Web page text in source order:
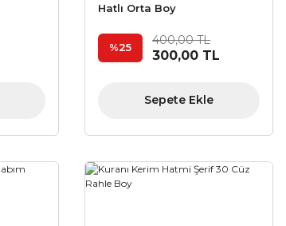
Hatlı Orta Boy
%25
400,00 TL
300,00 TL
Sepete Ekle